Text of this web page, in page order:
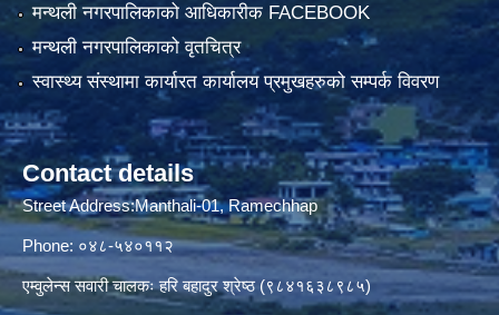
मन्थली नगरपालिकाको आधिकारीक FACEBOOK
मन्थली नगरपालिकाको वृतचित्र
स्वास्थ्य संस्थामा कार्यारत कार्यालय प्रमुखहरुको सम्पर्क विवरण
Contact details
Street Address:Manthali-01, Ramechhap
Phone: ०४८-५४०११२
एम्वुलेन्स सवारी चालकः हरि बहादुर श्रेष्ठ (९८४१६३८९८५)